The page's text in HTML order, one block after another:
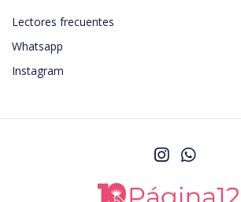
Lectores frecuentes
Whatsapp
Instagram